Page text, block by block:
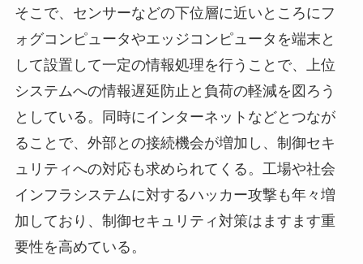
そこで、センサーなどの下位層に近いところにフ
ォグコンピュータやエッジコンピュータを端末と
して設置して一定の情報処理を行うことで、上位
システムへの情報遅延防止と負荷の軽減を図ろう
としている。同時にインターネットなどとつなが
ることで、外部との接続機会が増加し、制御セキ
ュリティへの対応も求められてくる。工場や社会
インフラシステムに対するハッカー攻撃も年々増
加しており、制御セキュリティ対策はますます重
要性を高めている。